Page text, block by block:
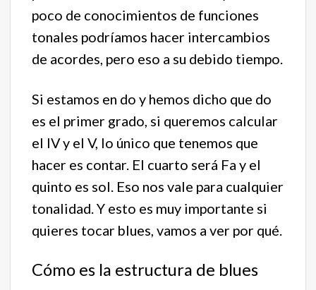
poco de conocimientos de funciones
tonales podríamos hacer intercambios
de acordes, pero eso a su debido tiempo.
Si estamos en do y hemos dicho que do
es el primer grado, si queremos calcular
el IV y el V, lo único que tenemos que
hacer es contar. El cuarto será Fa y el
quinto es sol. Eso nos vale para cualquier
tonalidad. Y esto es muy importante si
quieres tocar blues, vamos a ver por qué.
Cómo es la estructura de blues